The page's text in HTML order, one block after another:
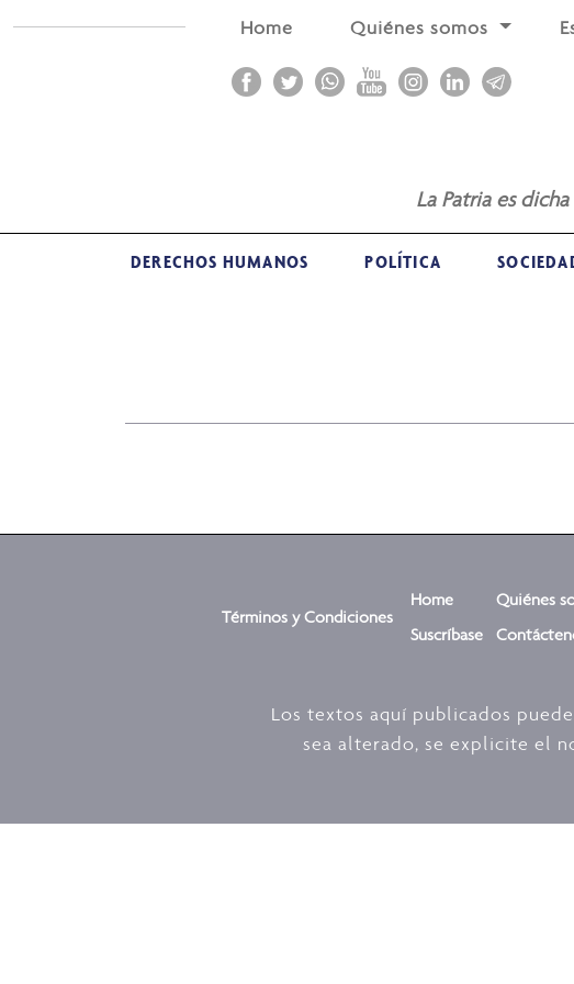
Home Quiénes somos
La Patria es
DERECHOS HUMANOS POLÍTICA
Términos y Condiciones
Home
Suscríbase
Quiénes
Los textos aquí publicados
sea alterado, se explicite el